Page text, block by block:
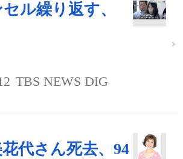
ル繰り返す、
TBS NEWS DIG
代さん死去、94